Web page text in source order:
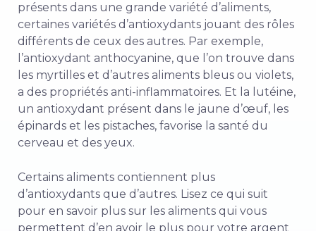
présents dans une grande variété d’aliments,
certaines variétés d’antioxydants jouant des rôles
différents de ceux des autres. Par exemple,
l’antioxydant anthocyanine, que l’on trouve dans
les myrtilles et d’autres aliments bleus ou violets,
a des propriétés anti-inflammatoires. Et la lutéine,
un antioxydant présent dans le jaune d’œuf, les
épinards et les pistaches, favorise la santé du
cerveau et des yeux.
Certains aliments contiennent plus
d’antioxydants que d’autres. Lisez ce qui suit
pour en savoir plus sur les aliments qui vous
permettent d’en avoir le plus pour votre argent